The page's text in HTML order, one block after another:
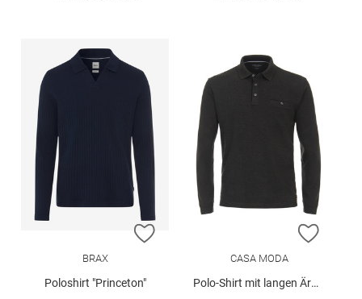
ZUR WUNSCHLISTE HINZUFÜGEN
BRAX
Poloshirt "Princeton"
ZUR
CASA MODA
Polo-Shirt mit langen Ärmeln